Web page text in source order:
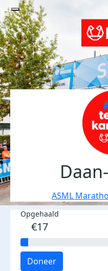
ASML
Opgehaald
€17
Doneer